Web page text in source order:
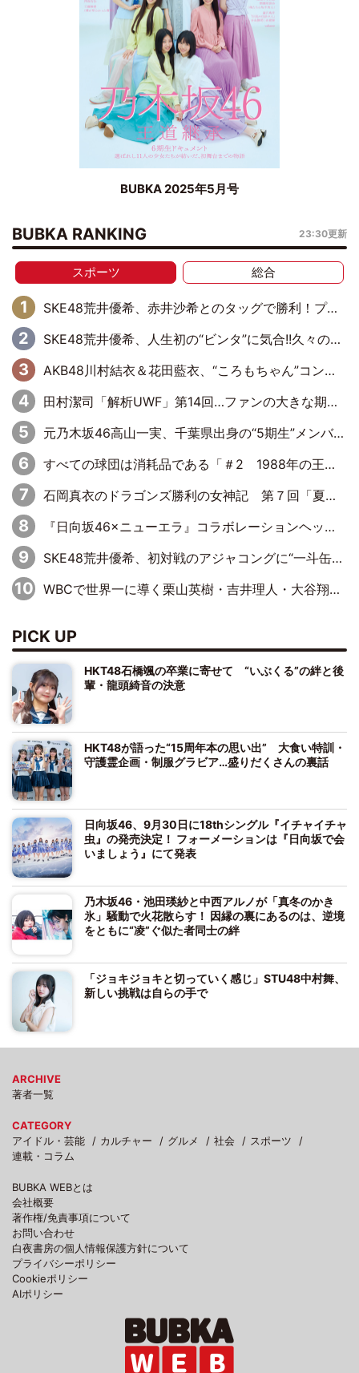
BUBKA 2025年5月号
BUBKA RANKING 23:30更新
スポーツ 総合
SKE48荒井優希、赤井沙希とのタッグで勝利！プリンセスタッグ選手権ベルトに挑戦
SKE48荒井優希、人生初の“ビンタ”に気合!!久々のシングルマッチ決定に「自分のできることを全部出せたらベスト」
AKB48川村結衣＆花田藍衣、“ころもちゃん”コンビがきつねダンスに出演！ファイターズファンのかわゆいはファーストピッチにも挑戦
田村潔司「解析UWF」第14回…ファンの大きな期待と現実の厳しい闘い
元乃木坂46高山一実、千葉県出身の“5期生”メンバーと「千葉軍団を作りたかった」さゆりんご軍団に対抗
すべての球団は消耗品である「＃2 1988年の王巨人編」byプロ野球死亡遊戯
石岡真衣のドラゴンズ勝利の女神記 第７回「夏の神宮！11得点どらほー」
『日向坂46×ニューエラ』コラボレーションヘッドウェア発売決定
SKE48荒井優希、初対戦のアジャコングに“一斗缶攻撃”も食らい完敗
WBCで世界一に導く栗山英樹・吉井理人・大谷翔平に学ぶ“マネジメント術”
PICK UP
HKT48石橋颯の卒業に寄せて “いぶくる”の絆と後
輩・龍頭綺音の決意
HKT48が語った“15周年本の思い出” 大食い特訓・
守護霊企画・制服グラビア…盛りだくさんの裏話
日向坂46、9月30日に18thシングル『イチャイチャ
虫』の発売決定！ フォーメーションは『日向坂で会
いましょう』にて発表
乃木坂46・池田瑛紗と中西アルノが「真冬のかき
氷」騒動で火花散らす！ 因縁の裏にあるのは、逆境
をともに“凌”ぐ似た者同士の絆
「ジョキジョキと切っていく感じ」STU48中村舞、
新しい挑戦は自らの手で
ARCHIVE
著者一覧
CATEGORY
アイドル・芸能
カルチャー グルメ 社会
スポーツ
連載・コラム
BUBKA WEBとは
会社概要
著作権/免責事項について
お問い合わせ
白夜書房の個人情報保護方針について
プライバシーポリシー
Cookieポリシー
AIポリシー